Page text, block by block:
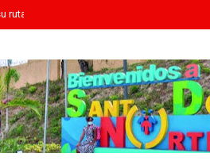
ruta hacia la historia Kamil Castillo